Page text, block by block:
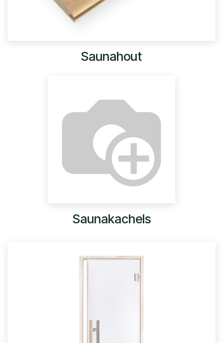
Saunahout
Saunakachels